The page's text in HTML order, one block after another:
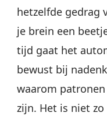
hetzelfde gedrag
je brein een
tijd gaat het
bewust bij
waarom
zijn. Het is niet